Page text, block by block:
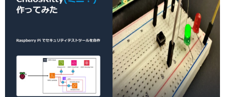
JTP Technology Port
エンジニア紹介
選ばれる理由
イベント情報
お知らせ